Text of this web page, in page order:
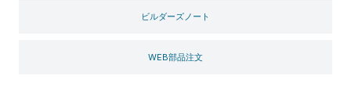
ビルダーズノート
WEB部品注文